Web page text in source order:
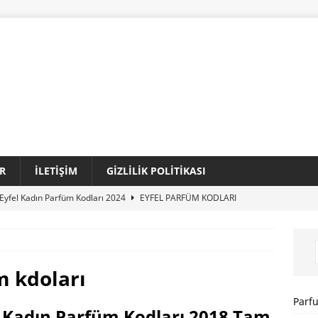
İLETIŞIM GIZLILIK POLITIKASI
Eyfel Kadın Parfüm Kodları 2024
EYFEL PARFÜM KODLARI
Sansiro Parfüm Kodları 2024 Güncel Tam Liste
kdoları